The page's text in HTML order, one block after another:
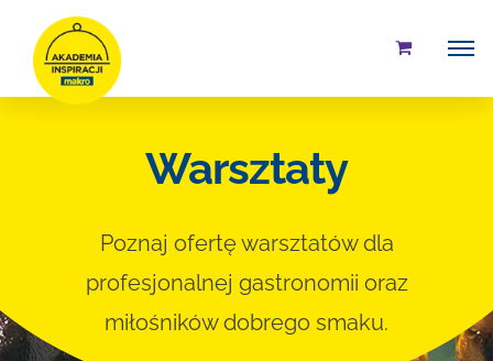
Przejdź
zawartości
Warsztaty
Poznaj ofertę warsztatów dla
profesjonalnej gastronomii oraz
miłośników dobrego smaku.